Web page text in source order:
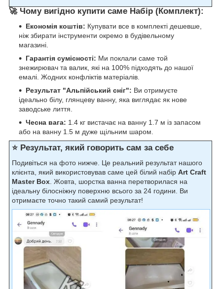
🚀 Чому вигідно купити саме Набір (Комплект):
Економія коштів: Купувати все в комплекті дешевше,
ніж збирати інструменти окремо в будівельному
магазині.
Гарантія сумісності: Ми поклали саме той
знежирювач та валик, які на 100% підходять до нашої
емалі. Жодних конфліктів матеріалів.
Результат "Альпійський сніг": Ви отримуєте
ідеально білу, глянцеву ванну, яка виглядає як нове
заводське лиття.
Чесна вага: 1.4 кг вистачає на ванну 1.7 м із запасом
або на ванну 1.5 м дуже щільним шаром.
⭐ Результат, який говорить сам за себе
Подивіться на фото нижче. Це реальний результат нашого
клієнта, який використовував саме цей білий набір Art Craft
Master Box . Жовта, шорстка ванна перетворилася на
ідеальну білосніжну поверхню всього за 24 години. Ви
отримаєте точно такий самий результат!